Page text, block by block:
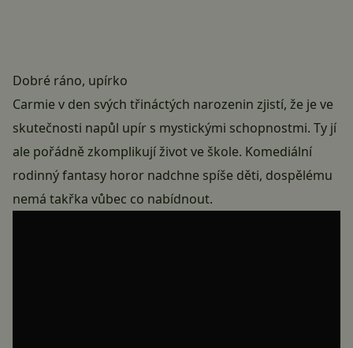
Dobré ráno, upírko
Carmie v den svých třináctých narozenin zjistí, že je ve
skutečnosti napůl upír s mystickými schopnostmi. Ty jí
ale pořádně zkomplikují život ve škole. Komediální
rodinný fantasy horor nadchne spíše děti, dospělému
nemá takřka vůbec co nabídnout.